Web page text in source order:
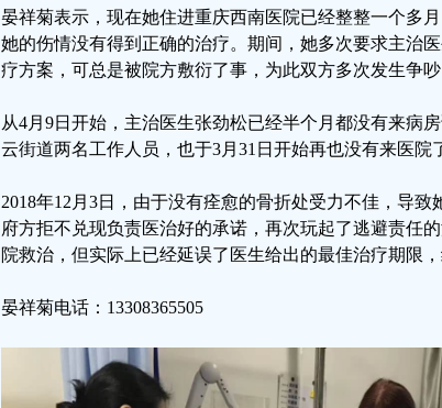
晏祥菊表示，现在她住进重庆西南医院已经整整一个多
她的伤情没有得到正确的治疗。期间，她多次要求主治
疗方案，可总是被院方敷衍了事，为此双方多次发生争
从4月9日开始，主治医生张劲松已经半个月都没有来病
云街道两名工作人员，也于3月31日开始再也没有来医院
2018年12月3日，由于没有痊愈的骨折处受力不佳，导
府方拒不兑现负责医治好的承诺，再次玩起了逃避责任
院救治，但实际上已经延误了医生给出的最佳治疗期限
晏祥菊电话：13308365505